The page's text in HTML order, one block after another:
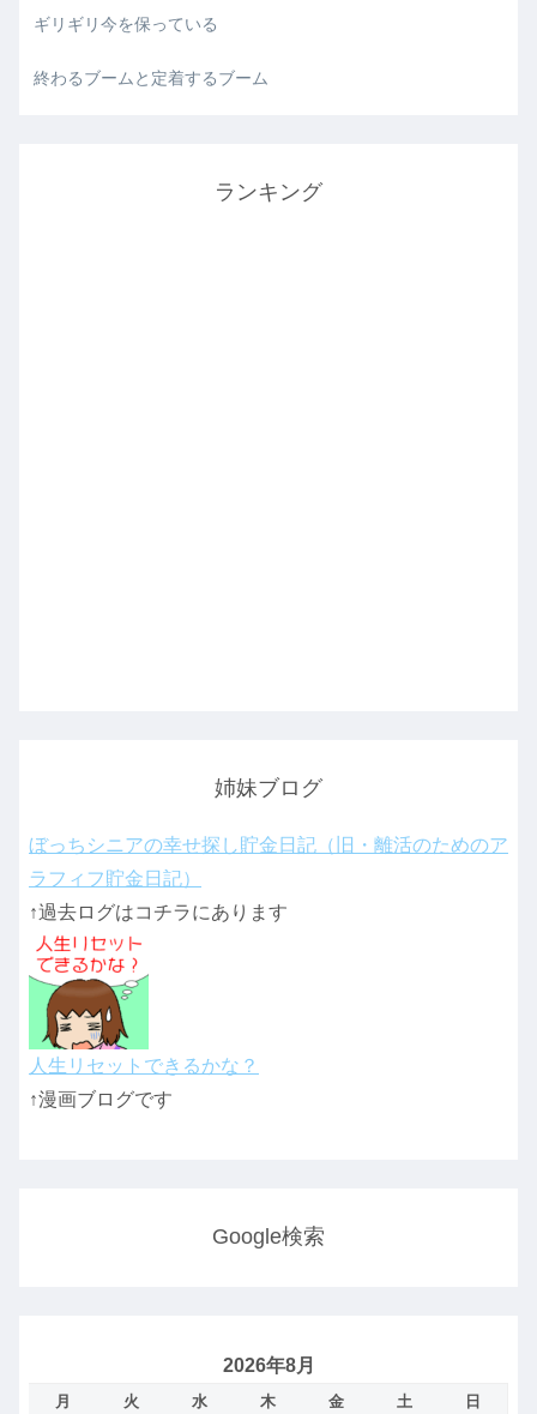
ギリギリ今を保っている
終わるブームと定着するブーム
ランキング
姉妹ブログ
ぼっちシニアの幸せ探し貯金日記（旧・離活のためのア
ラフィフ貯金日記）
↑過去ログはコチラにあります
人生リセットできるかな？
↑漫画ブログです
Google検索
2026年8月
月 火 水 木 金 土
日